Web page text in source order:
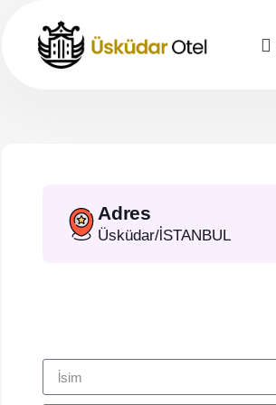
Adres
Üsküdar/İSTANBUL